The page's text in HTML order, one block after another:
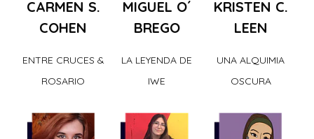
CARMEN S.
COHEN
ENTRE CRUCES &
ROSARIO
MIGUEL O´
BREGO
LA LEYENDA DE
IWE
KRISTEN C.
LEEN
UNA ALQUIMIA
OSCURA